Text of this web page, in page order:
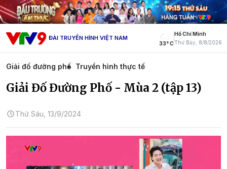
ĐÀI TRUYỀN HÌNH VIỆT NAM
33° C
Hồ Chí Minh
Thứ Bảy, 8/8/2026
Giải đố đường phố Truyền hình thực tế
Giải Đố Đường Phố - Mùa 2 (tập 13)
Thứ Sáu, 13/9/2024